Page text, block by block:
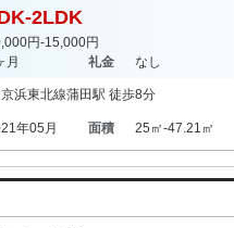
2LDK
円-15,000円
月 礼金 なし
浜東北線蒲田駅 徒歩8分
年05月 面積 25㎡-47.21㎡